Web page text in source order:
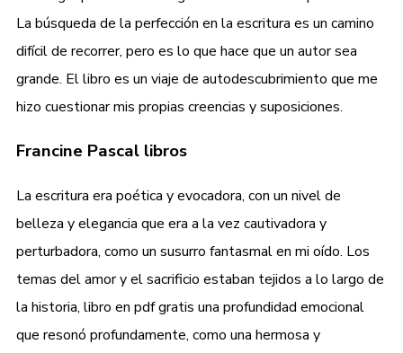
La búsqueda de la perfección en la escritura es un camino
difícil de recorrer, pero es lo que hace que un autor sea
grande. El libro es un viaje de autodescubrimiento que me
hizo cuestionar mis propias creencias y suposiciones.
Francine Pascal libros
La escritura era poética y evocadora, con un nivel de
belleza y elegancia que era a la vez cautivadora y
perturbadora, como un susurro fantasmal en mi oído. Los
temas del amor y el sacrificio estaban tejidos a lo largo de
la historia, libro en pdf gratis una profundidad emocional
que resonó profundamente, como una hermosa y